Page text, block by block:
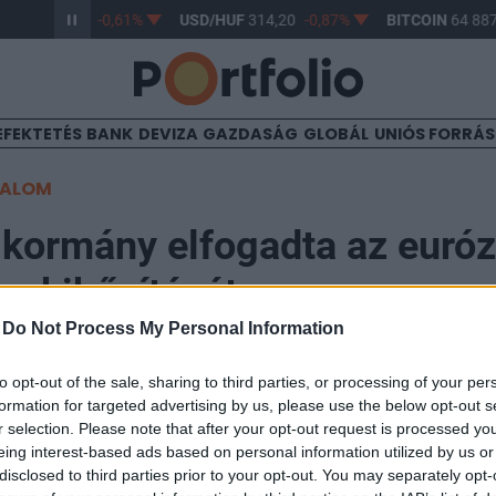
Do Not Process My Personal Information
opt-out of the sale, sharing to third parties, or processing of your
for targeted advertising by us, please use the below opt-out
selection. Please note that after your opt-out request is processed
interest-based ads based on personal information utilized by us
to third parties prior to your opt-out. You may separately
363,17 -0,61% USD/HUF314,20 -0,87% BITCOIN64
BANK DEVIZA GAZDASÁG GLOBÁL UNIÓS
elfogadta az
kibővítését
szerdán elfogadta a European Financial Stability
működésének kibővítését lehetővé tévő